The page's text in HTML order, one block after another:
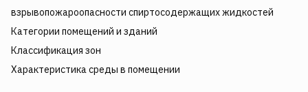
взрывопожароопасности спиртосодержащих жидкостей
Категории помещений и зданий
Классификация зон
Характеристика среды в помещении